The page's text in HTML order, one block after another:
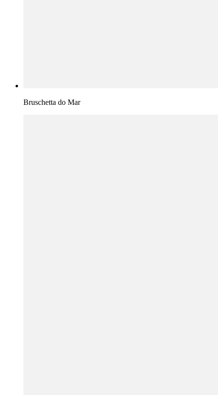
Bruschetta do Mar